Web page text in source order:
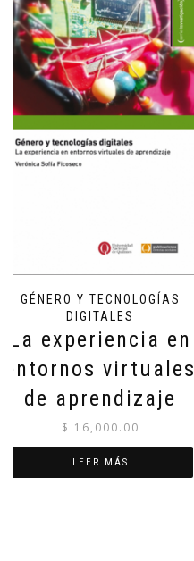
GÉNERO Y TECNOLOGÍAS
DIGITALES
La experiencia en
entornos virtuales
de aprendizaje
$ 16,000.00
LEER MÁS